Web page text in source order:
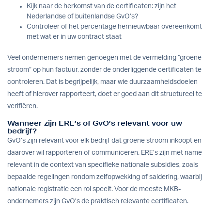
Kijk naar de herkomst van de certificaten: zijn het
Nederlandse of buitenlandse GvO’s?
Controleer of het percentage hernieuwbaar overeenkomt
met wat er in uw contract staat
Veel ondernemers nemen genoegen met de vermelding “groene
stroom” op hun factuur, zonder de onderliggende certificaten te
controleren. Dat is begrijpelijk, maar wie duurzaamheidsdoelen
heeft of hierover rapporteert, doet er goed aan dit structureel te
verifiëren.
Wanneer zijn ERE’s of GvO’s relevant voor uw
bedrijf?
GvO’s zijn relevant voor elk bedrijf dat groene stroom inkoopt en
daarover wil rapporteren of communiceren. ERE’s zijn met name
relevant in de context van specifieke nationale subsidies, zoals
bepaalde regelingen rondom zelfopwekking of saldering, waarbij
nationale registratie een rol speelt. Voor de meeste MKB-
ondernemers zijn GvO’s de praktisch relevante certificaten.